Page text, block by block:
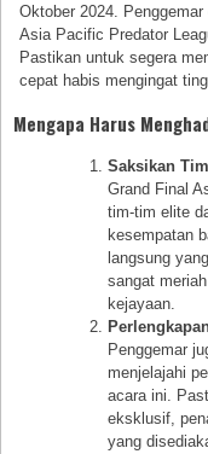
Oktober 2024.
Asia Pacific Predator
Pastikan untuk segera
cepat habis mengingat
Mengapa Harus
Saksikan
Grand Final
tim-tim elite
kesempatan
langsung
sangat
kejayaan.
Penggemar
menjelajahi
acara ini.
eksklusif,
yang